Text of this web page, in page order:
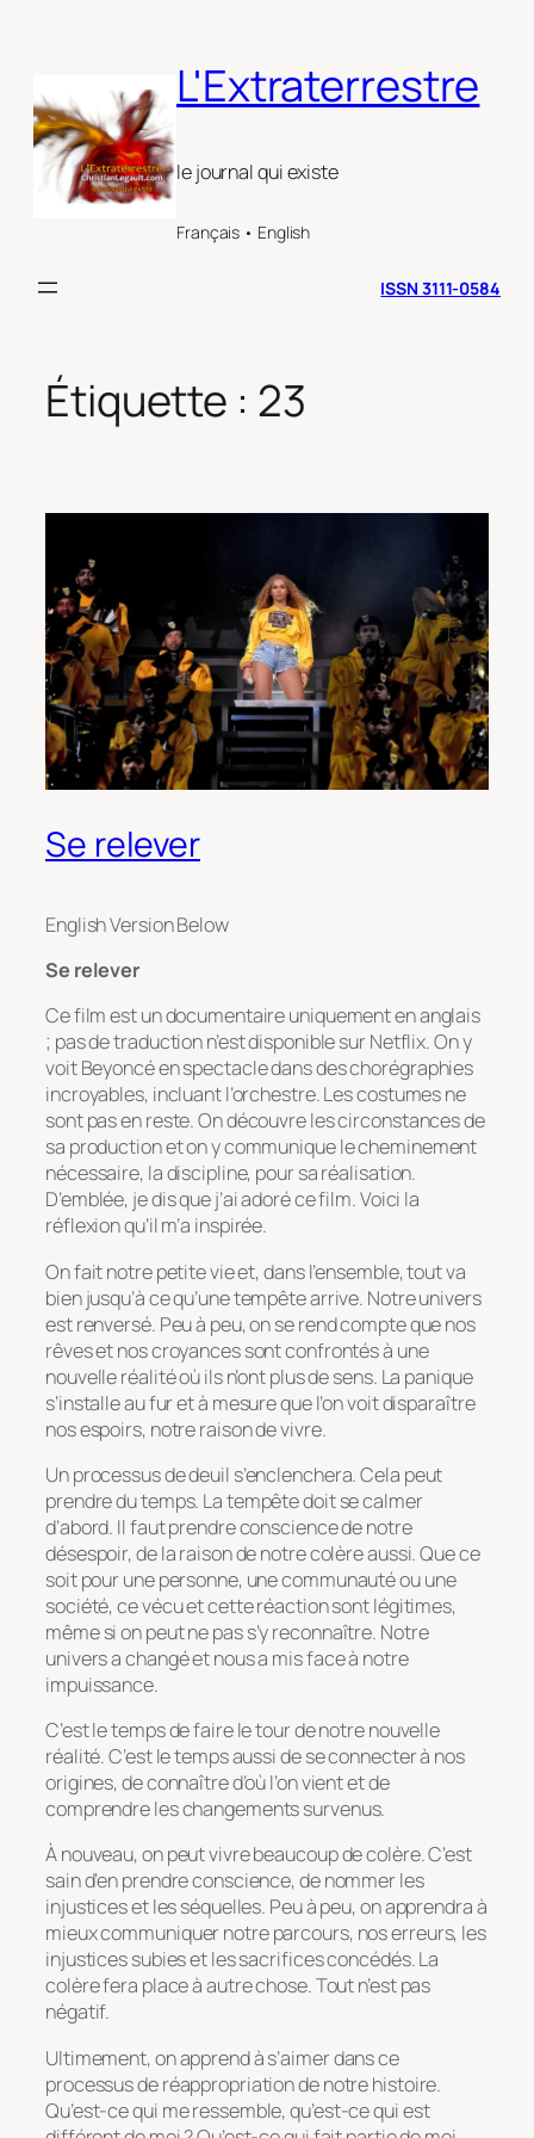
L'Extraterrestre
le journal qui existe
Français • English
ISSN 3111-0584
Étiquette : 23
Se relever
English Version Below
Se relever
Ce film est un documentaire uniquement en anglais
; pas de traduction n’est disponible sur Netflix. On y
voit Beyoncé en spectacle dans des chorégraphies
incroyables, incluant l’orchestre. Les costumes ne
sont pas en reste. On découvre les circonstances de
sa production et on y communique le cheminement
nécessaire, la discipline, pour sa réalisation.
D’emblée, je dis que j’ai adoré ce film. Voici la
réflexion qu’il m’a inspirée.
On fait notre petite vie et, dans l’ensemble, tout va
bien jusqu’à ce qu’une tempête arrive. Notre univers
est renversé. Peu à peu, on se rend compte que nos
rêves et nos croyances sont confrontés à une
nouvelle réalité où ils n’ont plus de sens. La panique
s’installe au fur et à mesure que l’on voit disparaître
nos espoirs, notre raison de vivre.
Un processus de deuil s’enclenchera. Cela peut
prendre du temps. La tempête doit se calmer
d’abord. Il faut prendre conscience de notre
désespoir, de la raison de notre colère aussi. Que ce
soit pour une personne, une communauté ou une
société, ce vécu et cette réaction sont légitimes,
même si on peut ne pas s’y reconnaître. Notre
univers a changé et nous a mis face à notre
impuissance.
C’est le temps de faire le tour de notre nouvelle
réalité. C’est le temps aussi de se connecter à nos
origines, de connaître d’où l’on vient et de
comprendre les changements survenus.
À nouveau, on peut vivre beaucoup de colère. C’est
sain d’en prendre conscience, de nommer les
injustices et les séquelles. Peu à peu, on apprendra à
mieux communiquer notre parcours, nos erreurs, les
injustices subies et les sacrifices concédés. La
colère fera place à autre chose. Tout n’est pas
négatif.
Ultimement, on apprend à s’aimer dans ce
processus de réappropriation de notre histoire.
Qu’est-ce qui me ressemble, qu’est-ce qui est